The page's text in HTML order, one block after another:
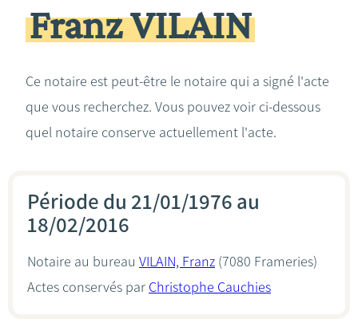
Héritage et donations
Le notaire
Franz VILAIN
Ce notaire est peut-être le notaire qui a signé l'acte
que vous recherchez. Vous pouvez voir ci-dessous
quel notaire conserve actuellement l'acte.
Période du 21/01/1976 au
18/02/2016
Notaire au bureau VILAIN, Franz (7080 Frameries)
Actes conservés par Christophe Cauchies